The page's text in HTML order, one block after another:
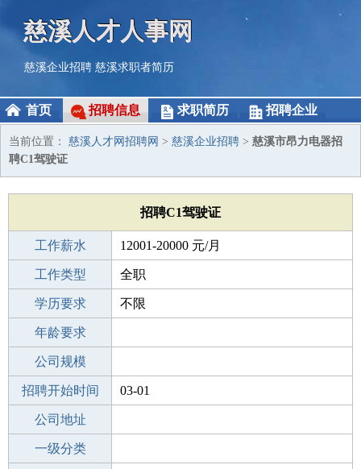
慈溪人才人事网
慈溪企业招聘 慈溪求职者简历
首页 招聘信息 求职简历 招聘企业
当前位置： 慈溪人才网招聘网 > 慈溪企业招聘 > 慈溪市昂力电器招
聘C1驾驶证
招聘C1驾驶证
工作薪水 12001-20000 元/月
招聘人数 8人
工作类型 全职
性别要求 -
学历要求 不限
工作经验
年龄要求
工作地点
公司规模
公司电话
招聘开始时间 03-01
招聘结束时间
公司地址
一级分类